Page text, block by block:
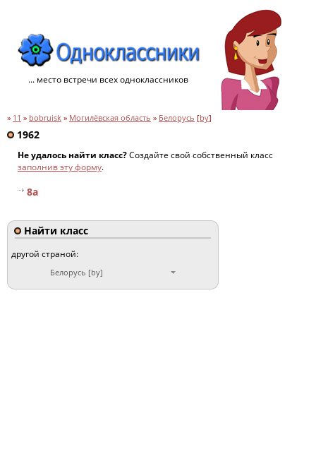
... место встречи всех одноклассников
» 11 » bobruisk » Могилёвская область » Белорусь [by]
1962
Не удалось найти класс?Создайте свой собственный класс
заполнив эту форму.
8a
Найти класс
другой страной:
Белорусь [by]